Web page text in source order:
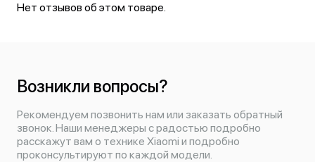
Нет отзывов об этом товаре.
Возникли вопросы?
Рекомендуем позвонить нам или заказать обратный
звонок. Наши менеджеры с радостью подробно
расскажут вам о технике Xiaomi и подробно
проконсультируют по каждой модели.